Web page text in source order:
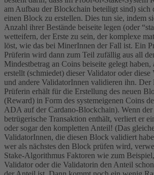
am Aufbau der Blockchain beteiligt sind) sich
einen Block zu erstellen. Dies tun sie, indem
Anzahl ihrer Bestände beiseite legen (oder
wetteifern, der Erste zu sein, der komplexe
löst, wie das bei MinerInnen der Fall ist. Ein
Prüferin wird dann zum Teil zufällig aus all
Mindestbetrag an Coins beiseite gelegt
erstellt (schmiedet) dieser Validator oder
und andere ValidatorInnen validieren ihn. Der
Prüferin erhält für die Erstellung des neuen
(Reward) in Form des systemeigenen Coins
ADA auf der Cardano-Blockchain). Wenn
betrügerische Transaktion enthält, verliert er
oder sogar den kompletten Anteil! (Das
ValidatorInnen, die diesen Block validiert
wer als nächstes den Block prüfen wird,
Stake-Algorithmus Faktoren wie zum
Validator oder die Validatorin den Anteil